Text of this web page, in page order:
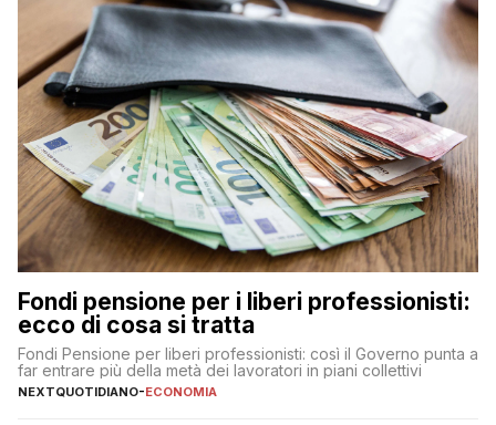
Fondi pensione per i liberi professionisti:
ecco di cosa si tratta
Fondi Pensione per liberi professionisti: così il Governo punta a
far entrare più della metà dei lavoratori in piani collettivi
NEXTQUOTIDIANO-ECONOMIA